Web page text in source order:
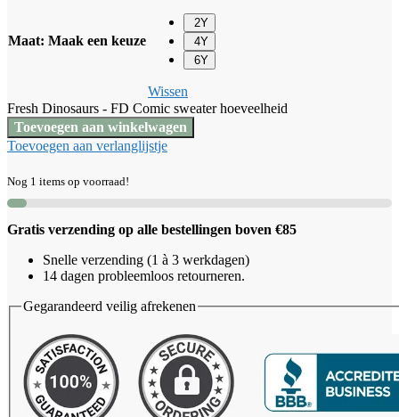
Maat: Maak een keuze
2Y
4Y
6Y
Wissen
Fresh Dinosaurs - FD Comic sweater hoeveelheid
Toevoegen aan winkelwagen
Toevoegen aan verlanglijstje
Nog 1 items op voorraad!
Gratis verzending op alle bestellingen boven €85
Snelle verzending (1 à 3 werkdagen)
14 dagen probleemloos retourneren.
Gegarandeerd veilig afrekenen